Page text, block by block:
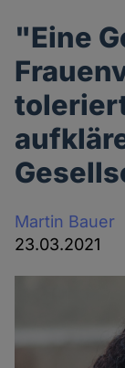
"Eine
Martin Bauer
23.03.2021